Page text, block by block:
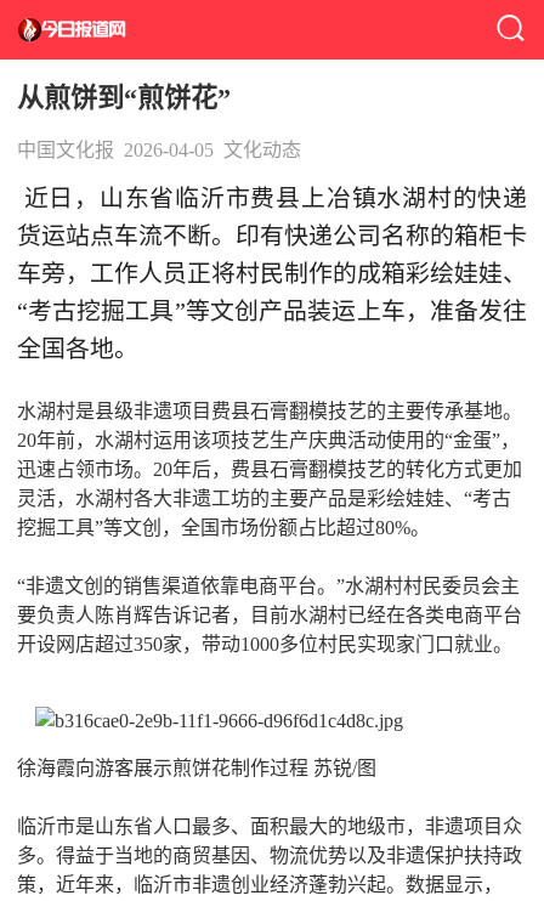
从煎饼到“煎饼花”
中国文化报 2026-04-05 文化动态
近日，山东省临沂市费县上冶镇水湖村的快递
货运站点车流不断。印有快递公司名称的箱柜卡
车旁，工作人员正将村民制作的成箱彩绘娃娃、
“考古挖掘工具”等文创产品装运上车，准备发往
全国各地。
水湖村是县级非遗项目费县石膏翻模技艺的主要传承基地。
20年前，水湖村运用该项技艺生产庆典活动使用的“金蛋”，
迅速占领市场。20年后，费县石膏翻模技艺的转化方式更加
灵活，水湖村各大非遗工坊的主要产品是彩绘娃娃、“考古
挖掘工具”等文创，全国市场份额占比超过80%。
“非遗文创的销售渠道依靠电商平台。”水湖村村民委员会主
要负责人陈肖辉告诉记者，目前水湖村已经在各类电商平台
开设网店超过350家，带动1000多位村民实现家门口就业。
徐海霞向游客展示煎饼花制作过程 苏锐/图
临沂市是山东省人口最多、面积最大的地级市，非遗项目众
多。得益于当地的商贸基因、物流优势以及非遗保护扶持政
策，近年来，临沂市非遗创业经济蓬勃兴起。数据显示，